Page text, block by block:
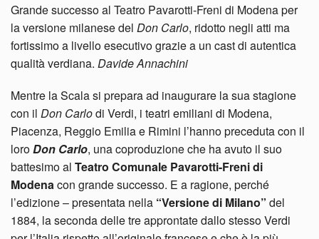
Grande successo al Teatro Pavarotti-Freni di Modena per
la versione milanese del Don Carlo, ridotto negli atti ma
fortissimo a livello esecutivo grazie a un cast di autentica
qualità verdiana. Davide Annachini
Mentre la Scala si prepara ad inaugurare la sua stagione
con il Don Carlodi Verdi, i teatri emiliani di Modena,
Piacenza, Reggio Emilia e Rimini l’hanno preceduta con il
loroDon Carlo, una coproduzione che ha avuto il suo
battesimo al Teatro Comunale Pavarotti-Freni di
Modena con grande successo. E a ragione, perché
l’edizione – presentata nella “Versione di Milano” del
1884, la seconda delle tre approntate dallo stesso Verdi